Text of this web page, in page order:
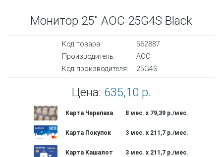
Монитор 25" AOC 25G4S Black
Код товара:
562887
Производитель:
AOC
Код производителя:
25G4S
Цена: 635,10 р.
Карта Черепаха 8 мес. х 79,39 р./мес.
Карта Покупок 3 мес. х 211,7 р./мес.
Карта Кашалот 3 мес. х 211,7 р./мес.